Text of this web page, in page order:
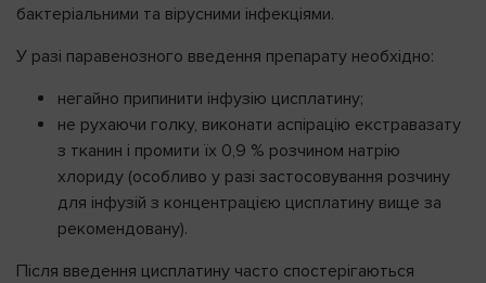
бактеріальними та вірусними інфекціями.
У разі паравенозного введення препарату необхідно:
негайно припинити інфузію цисплатину;
не рухаючи голку, виконати аспірацію екстравазату
з тканин і промити їх 0,9 % розчином натрію
хлориду (особливо у разі застосовування розчину
для інфузій з концентрацією цисплатину вище за
рекомендовану).
Після введення цисплатину часто спостерігаються